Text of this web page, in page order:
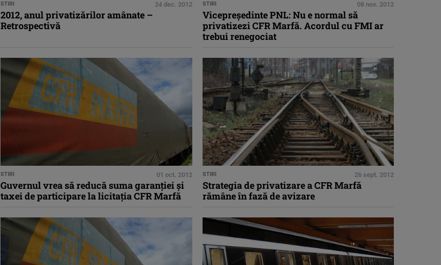
STIRI 24 dec. 2012
2012, anul privatizărilor amânate –
Retrospectivă
STIRI 08 nov. 2012
Vicepreşedinte PNL: Nu e normal să
privatizezi CFR Marfă. Acordul cu FMI ar
trebui renegociat
STIRI 01 oct. 2012
Guvernul vrea să reducă suma garanţiei şi
taxei de participare la licitaţia CFR Marfă
STIRI 26 sept. 2012
Strategia de privatizare a CFR Marfă
rămâne în fază de avizare